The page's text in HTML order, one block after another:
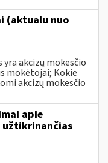
(aktualu nuo
akcizų mokesčio
mokėtojai; Kokie
akcizų mokesčio
apie
užtikrinančias